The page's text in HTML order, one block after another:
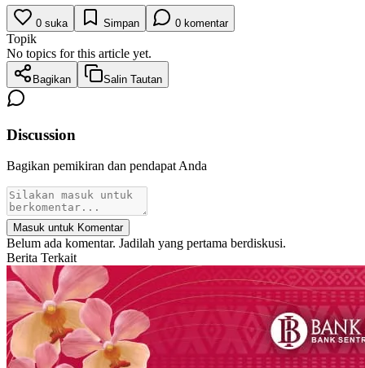
0 suka Simpan 0 komentar
Topik
No topics for this article yet.
Bagikan Salin Tautan
Discussion
Bagikan pemikiran dan pendapat Anda
Masuk untuk Komentar
Belum ada komentar. Jadilah yang pertama berdiskusi.
Berita Terkait